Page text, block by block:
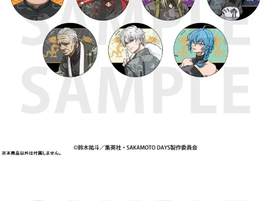
預購-宅配(離島)(舊)
每筆NT$160，滿NT$3,000(含以上)免運費
東海門市自取，需自備購物袋取貨唷。